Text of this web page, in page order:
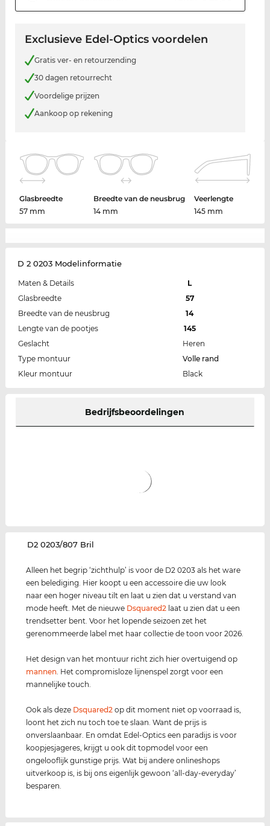
Exclusieve Edel-Optics voordelen
Gratis ver- en retourzending
30 dagen retourrecht
Voordelige prijzen
Aankoop op rekening
Glasbreedte
57 mm
Breedte van de neusbrug
14 mm
Veerlengte
145 mm
D 2 0203 Modelinformatie
Maten & Details
L
Glasbreedte
57
Breedte van de neusbrug
14
Lengte van de pootjes
145
Geslacht
Heren
Type montuur
Volle rand
Kleur montuur
Black
Bedrijfsbeoordelingen
‌D2 0203/807 Bril
Alleen het begrip ‘zichthulp’ is voor de D2 0203 als het ware
een belediging. Hier koopt u een accessoire die uw look
naar een hoger niveau tilt en laat u zien dat u verstand van
mode heeft. Met de nieuwe Dsquared2 laat u zien dat u een
trendsetter bent. Voor het lopende seizoen zet het
gerenommeerde label met haar collectie de toon voor 2026.
Het design van het montuur richt zich hier overtuigend op
mannen . Het compromisloze lijnenspel zorgt voor een
mannelijke touch.
Ook als deze Dsquared2 op dit moment niet op voorraad is,
loont het zich nu toch toe te slaan. Want de prijs is
onverslaanbaar. En omdat Edel-Optics een paradijs is voor
koopjesjageres, krijgt u ook dit topmodel voor een
ongelooflijk gunstige prijs. Wat bij andere onlineshops
uitverkoop is, is bij ons eigenlijk gewoon ‘all-day-everyday’
besparen.